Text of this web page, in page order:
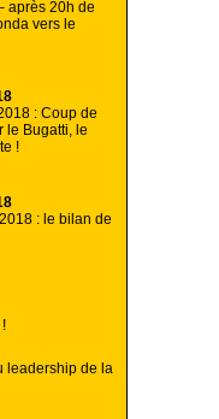
après 20h de
vers le
: Coup de
le Bugatti, le
!
: le bilan de
leadership de la